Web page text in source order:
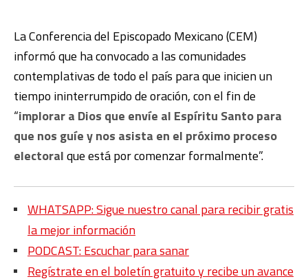
La Conferencia del Episcopado Mexicano (CEM)
informó que ha convocado a las comunidades
contemplativas de todo el país para que inicien un
tiempo ininterrumpido de oración, con el fin de
“implorar a Dios que envíe al Espíritu Santo para
que nos guíe y nos asista en el próximo proceso
electoralque está por comenzar formalmente”.
WHATSAPP: Sigue nuestro canal para recibir gratis
la mejor información
PODCAST: Escuchar para sanar
Regístrate en el boletín gratuito y recibe un avance